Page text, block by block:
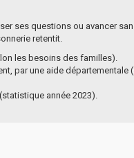
ses questions ou avancer
retentit.
les besoins des familles).
par une aide départementale
année 2023).